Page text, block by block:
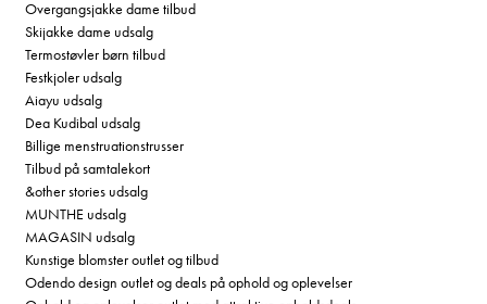
Overgangsjakke dame tilbud
Skijakke dame udsalg
Termostøvler børn tilbud
Festkjoler udsalg
Aiayu udsalg
Dea Kudibal udsalg
Billige menstruationstrusser
Tilbud på samtalekort
&other stories udsalg
MUNTHE udsalg
MAGASIN udsalg
Kunstige blomster outlet og tilbud
Odendo design outlet og deals på ophold og oplevelser